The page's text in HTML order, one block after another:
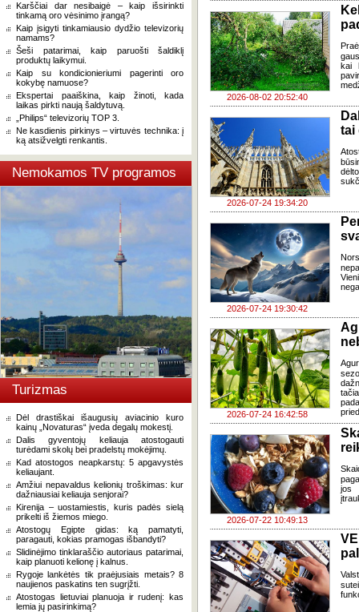
Karščiai dar nesibaigė – kaip išsirinkti
tinkamą oro vėsinimo įrangą?
Kaip įsigyti tinkamiausio dydžio televizorių
namams?
Šeši patarimai, kaip paruošti šaldiklį
produktų laikymui.
Kaip su kondicionieriumi pagerinti oro
kokybę namuose?
Ekspertai paaiškina, kaip žinoti, kada
laikas pirkti naują šaldytuvą.
„Philips“ televizorių TOP 3.
Ne kasdienis pirkinys – virtuvės technika: į
ką atsižvelgti renkantis.
Nemokamos TV programos
Turizmas
Dėl drastiškai išaugusių aviacinio kuro
kainų „Novaturas“ įveda degalų mokestį.
Dalis gyventojų keliauja atostogauti
turėdami skolų bei pradelstų mokėjimų.
Kad atostogos neapkarstų: 5 apgavystės
keliaujant.
Amžiui nepavaldus kelionių troškimas: kur
dažniausiai keliauja senjorai?
Kirenija – uostamiestis, kuris padės sielą
prikelti iš žiemos miego.
Atostogų Egipte gidas: ką pamatyti,
paragauti, kokias pramogas išbandyti?
Slidinėjimo tinklaraščio autoriaus patarimai,
kaip planuoti kelionę į kalnus.
Rygoje lankėtės tik praėjusiais metais? 8
naujienos paskatins ten sugrįžti.
Atostogas lietuviai planuoja ir rudenį: kas
lemia jų pasirinkimą?
2026-08-02 20:52:40
kai
2026-07-24 19:34:20
tai
2026-07-24 19:30:42
2026-07-24 16:42:58
2026-07-22 10:49:13
jos